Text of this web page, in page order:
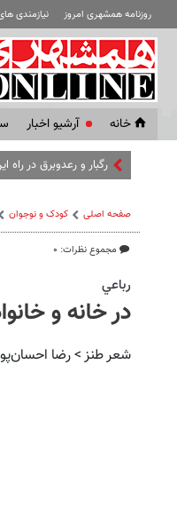
روزنامه همشهری امروز نیازمندی
خانه آرشیو اخبار
رگبار و رعدوبرق در
صفحه اصلی کودک و نوجوان
مجموع نظرات: ۰
رباعي
در خانه و
شعر طنز > رضا